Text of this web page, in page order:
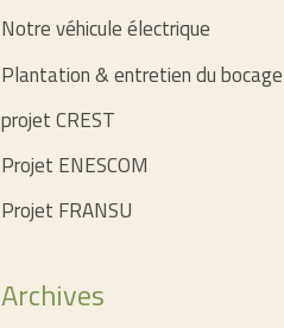
Notre véhicule électrique
Plantation & entretien du bocage
projet CREST
Projet ENESCOM
Projet FRANSU
Archives